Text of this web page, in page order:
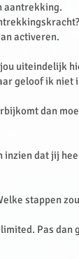
aantrekking.
activeren.
uiteindelijk
geloof ik niet
dan
inzien dat jij
stappen
Pas dan